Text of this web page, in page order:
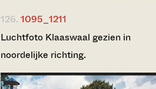
126. 1095_1211
Luchtfoto Klaaswaal gezien in
noordelijke richting.